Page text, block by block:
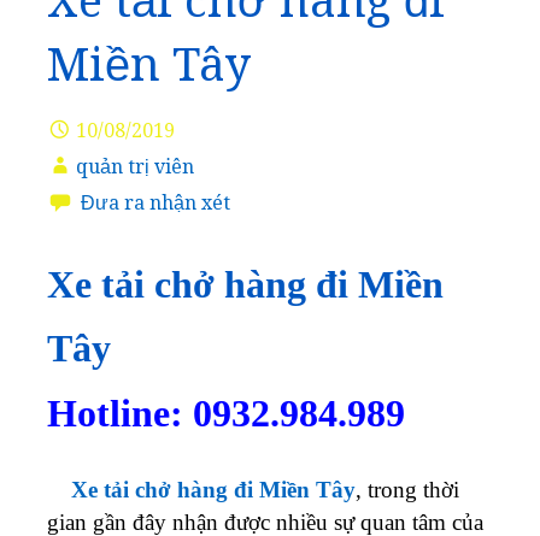
Miền Tây
10/08/2019
quản trị viên
Đưa ra nhận xét
Xe tải chở hàng đi Miền
Tây
Hotline: 0932.984.989
Xe tải chở hàng đi Miền Tây, trong thời
gian gần đây nhận được nhiều sự quan tâm của